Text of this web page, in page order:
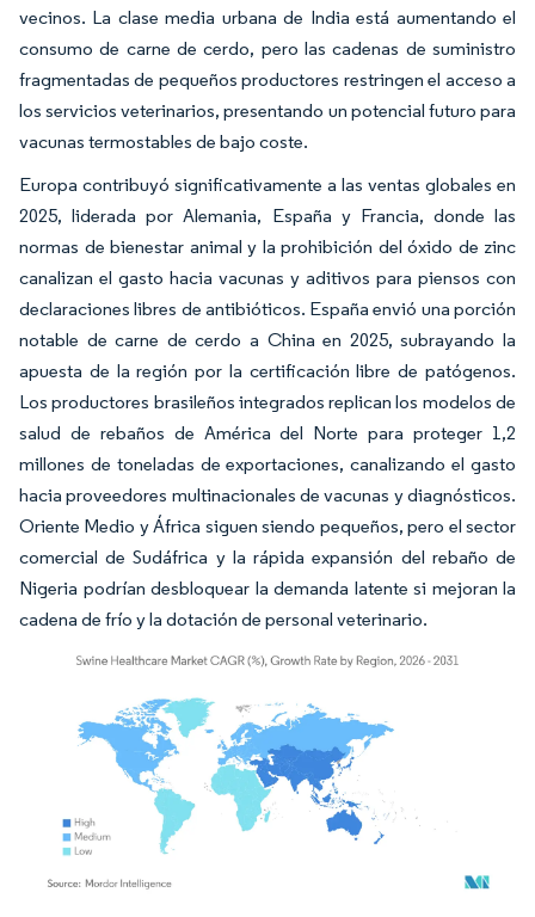
vecinos. La clase media urbana de India está aumentando el
consumo de carne de cerdo, pero las cadenas de suministro
fragmentadas de pequeños productores restringen el acceso a
los servicios veterinarios, presentando un potencial futuro para
vacunas termostables de bajo coste.
Europa contribuyó significativamente a las ventas globales en
2025, liderada por Alemania, España y Francia, donde las
normas de bienestar animal y la prohibición del óxido de zinc
canalizan el gasto hacia vacunas y aditivos para piensos con
declaraciones libres de antibióticos. España envió una porción
notable de carne de cerdo a China en 2025, subrayando la
apuesta de la región por la certificación libre de patógenos.
Los productores brasileños integrados replican los modelos de
salud de rebaños de América del Norte para proteger 1,2
millones de toneladas de exportaciones, canalizando el gasto
hacia proveedores multinacionales de vacunas y diagnósticos.
Oriente Medio y África siguen siendo pequeños, pero el sector
comercial de Sudáfrica y la rápida expansión del rebaño de
Nigeria podrían desbloquear la demanda latente si mejoran la
cadena de frío y la dotación de personal veterinario.